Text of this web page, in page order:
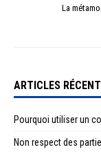
La
ARTICLES
Pourquoi utiliser un
Non respect des